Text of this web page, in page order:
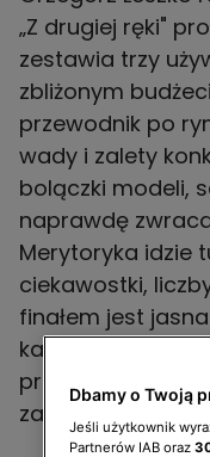
„Z drugiej ręki"
zestawia trzy
zbliżonym
przewodnik po
wady i zalety
bolączki modeli,
naprawdę
Merytoryka idzie
ciekawostki,
finałem jest
kandydatów ma
przed wyborem i
zaskoczyć,
Dbamy o Twoją
Jeśli użytkownik
Partnerów IAB oraz